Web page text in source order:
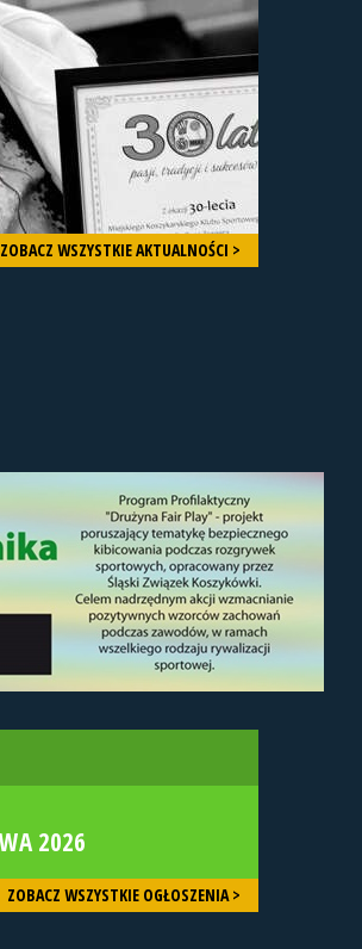
ZOBACZ WSZYSTKIE AKTUALNOŚCI >
2026
ZOBACZ WSZYSTKIE OGŁOSZENIA >